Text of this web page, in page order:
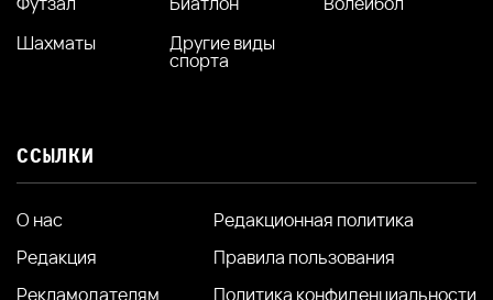
Шахматы
Другие виды
спорта
ССЫЛКИ
О нас
Редакция
Рекламодателям
Редакционная политика
Правила пользования
Политика конфиденциальности